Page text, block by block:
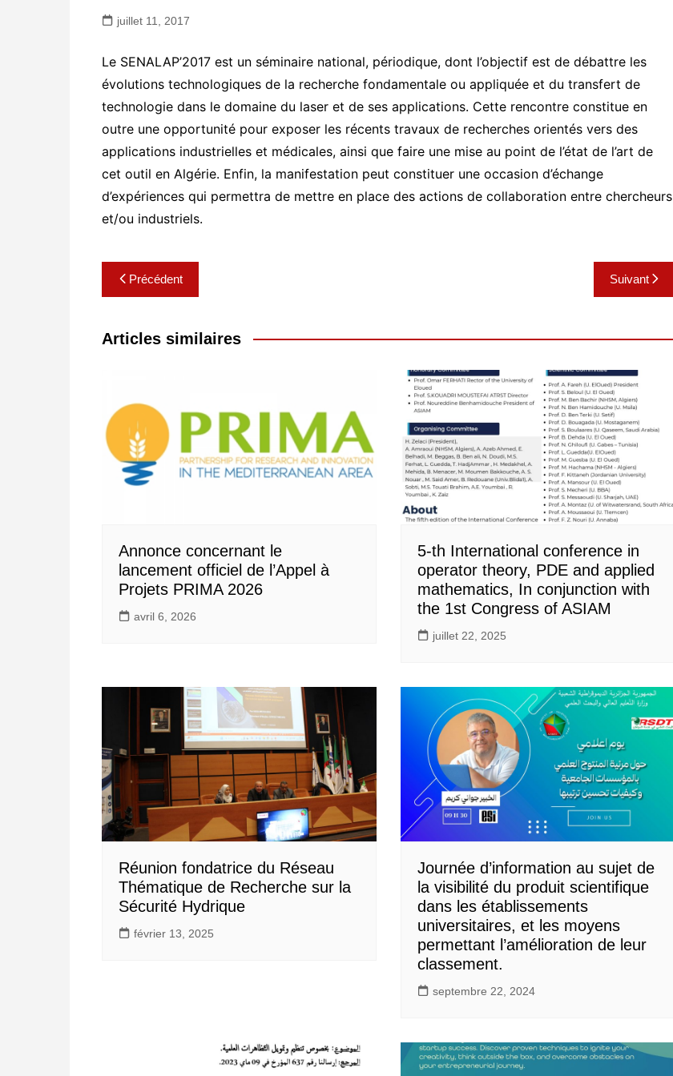
juillet 11, 2017
Le SENALAP’2017 est un séminaire national, périodique, dont l’objectif est de débattre les
évolutions technologiques de la recherche fondamentale ou appliquée et du transfert de
technologie dans le domaine du laser et de ses applications. Cette rencontre constitue en
outre une opportunité pour exposer les récents travaux de recherches orientés vers des
applications industrielles et médicales, ainsi que faire une mise au point de l’état de l’art de
cet outil en Algérie. Enfin, la manifestation peut constituer une occasion d’échange
d’expériences qui permettra de mettre en place des actions de collaboration entre chercheurs
et/ou industriels.
Navigation
de
l’article
Précédent Suivant
Articles similaires
Annonce concernant le
lancement officiel de l’Appel à
Projets PRIMA 2026
avril 6, 2026
5-th International conference in
operator theory, PDE and applied
mathematics, In conjunction with
the 1st Congress of ASIAM
juillet 22, 2025
Réunion fondatrice du Réseau
Thématique de Recherche sur la
Sécurité Hydrique
février 13, 2025
Journée d’information au sujet de
la visibilité du produit scientifique
dans les établissements
universitaires, et les moyens
permettant l’amélioration de leur
classement.
septembre 22, 2024